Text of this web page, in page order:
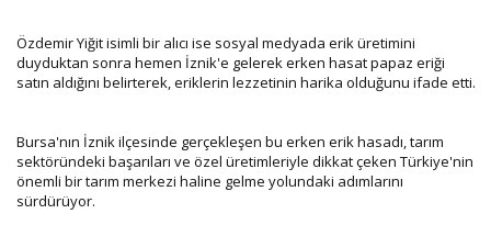
Özdemir Yiğit isimli bir alıcı ise sosyal medyada erik üretimini
duyduktan sonra hemen İznik'e gelerek erken hasat papaz eriği
satın aldığını belirterek, eriklerin lezzetinin harika olduğunu ifade etti.
Bursa'nın İznik ilçesinde gerçekleşen bu erken erik hasadı, tarım
sektöründeki başarıları ve özel üretimleriyle dikkat çeken Türkiye'nin
önemli bir tarım merkezi haline gelme yolundaki adımlarını
sürdürüyor.